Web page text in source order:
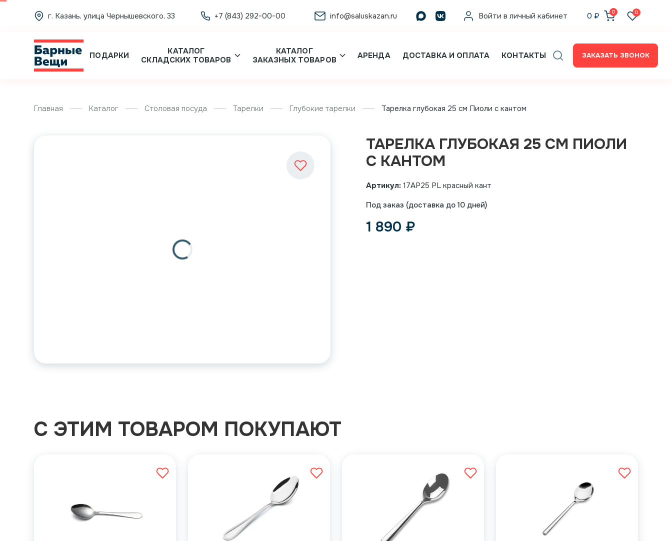
г. Казань, улица Чернышевского, 33 +7 (843) 292-00-00 info@saluskazan.ru Войти в личный кабинет 0 ₽ 0 0
ПОДАРКИ
КАТАЛОГ
СКЛАДСКИХ ТОВАРОВ
КАТАЛОГ
ЗАКАЗНЫХ ТОВАРОВ
АРЕНДА ДОСТАВКА И ОПЛАТА КОНТАКТЫ ЗАКАЗАТЬ ЗВОНОК
Главная Каталог Столовая посуда Тарелки Глубокие тарелки Тарелка глубокая 25 см Пиоли с кантом
ТАРЕЛКА ГЛУБОКАЯ 25 СМ ПИОЛИ
С КАНТОМ
Артикул: 17AP25 PL красный кант
Под заказ (доставка до 10 дней)
1 890 ₽
С ЭТИМ ТОВАРОМ ПОКУПАЮТ